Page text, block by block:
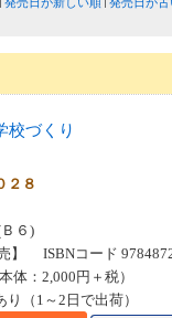
校づくり
２８
６)
売】 ISBNコード
体：2,000円＋税）
（1～2日で出荷）